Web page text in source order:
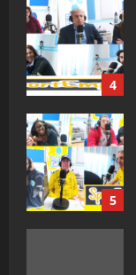
4
5